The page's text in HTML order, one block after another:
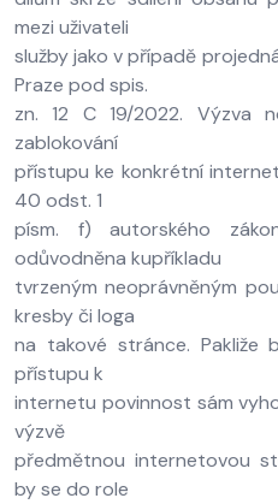
mezi uživateli
služby jako v případě
Praze pod spis.
zn. 12 C 19/2022. Výzva
zablokování
přístupu ke konkrétní
40 odst. 1
písm. f) autorského
odůvodněna kupříkladu
tvrzeným neoprávněným
kresby či loga
na takové stránce. Pakliže
přístupu k
internetu povinnost sám
výzvě
předmětnou internetovou
by se do role